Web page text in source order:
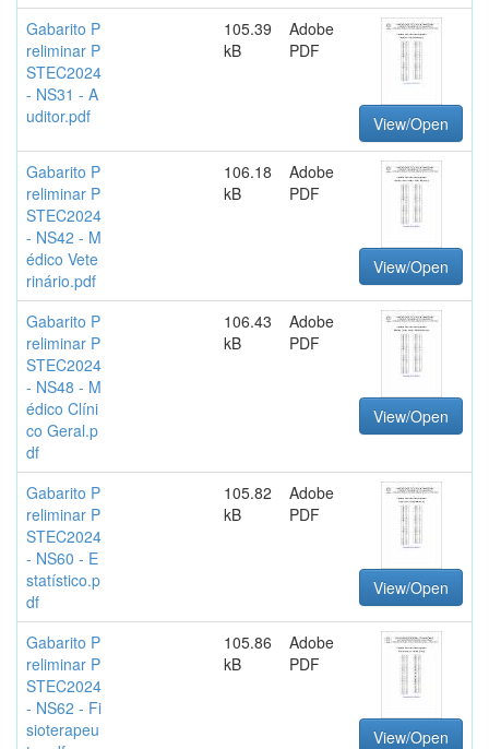
Gabarito P
reliminar P
STEC2024
- NS31 - A
uditor.pdf
105.39
kB
Adobe
PDF
View/Open
Gabarito P
reliminar P
STEC2024
- NS42 - M
édico Vete
rinário.pdf
106.18
kB
Adobe
PDF
View/Open
Gabarito P
reliminar P
STEC2024
- NS48 - M
édico Clíni
co Geral.p
df
106.43
kB
Adobe
PDF
View/Open
Gabarito P
reliminar P
STEC2024
- NS60 - E
statístico.p
df
105.82
kB
Adobe
PDF
View/Open
Gabarito P
reliminar P
STEC2024
- NS62 - Fi
sioterapeu
105.86
kB
Adobe
PDF
View/Open